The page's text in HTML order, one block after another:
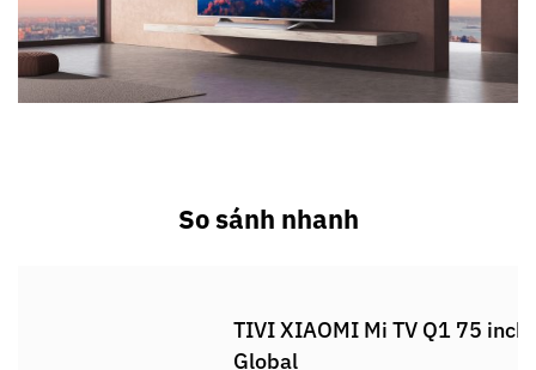
So sánh nhanh
TIVI XIAOMI Mi TV Q1 75 inch
Global